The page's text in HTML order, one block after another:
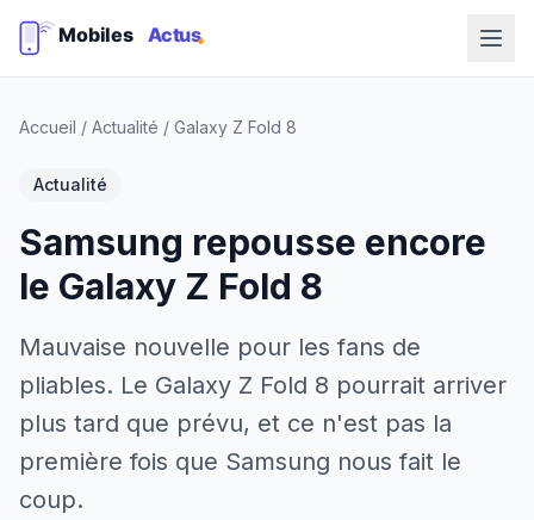
Accueil / Actualité / Galaxy Z Fold 8
Actualité
Samsung repousse encore
le Galaxy Z Fold 8
Mauvaise nouvelle pour les fans de
pliables. Le Galaxy Z Fold 8 pourrait arriver
plus tard que prévu, et ce n'est pas la
première fois que Samsung nous fait le
coup.